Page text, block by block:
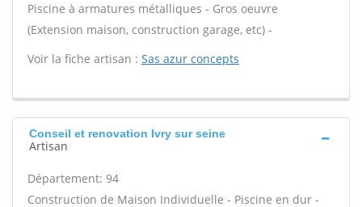
Piscine à armatures métalliques - Gros oeuvre
(Extension maison, construction garage, etc) -
Voir la fiche artisan : Sas azur concepts
Conseil et renovation Ivry sur seine
Artisan
Département: 94
Construction de Maison Individuelle - Piscine en dur -